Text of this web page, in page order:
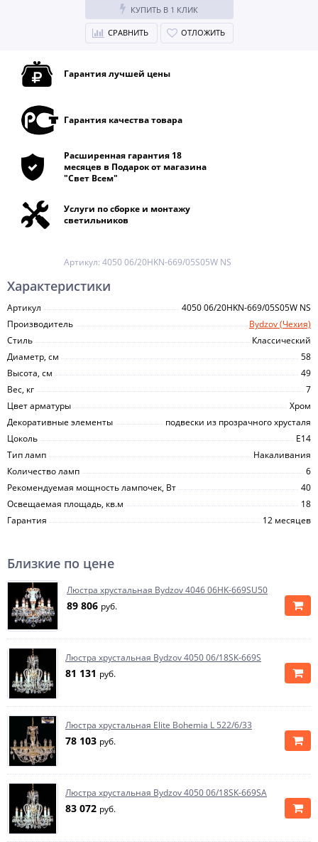
КУПИТЬ В 1 КЛИК
СРАВНИТЬ ОТЛОЖИТЬ
Гарантия лучшей цены
Гарантия качества товара
Расширенная гарантия 18
месяцев в Подарок от магазина
"Свет Всем"
Услуги по сборке и монтажу
светильников
Артикул: 4050 06/20HKN-669/05S05W NS
Характеристики
Артикул
4050 06/20HKN-669/05S05W NS
Производитель
Bydzov (Чехия)
Стиль
Классический
Диаметр, см
58
Высота, см
49
Вес, кг
7
Цвет арматуры
Хром
Декоративные элементы
подвески из прозрачного хрусталя
Цоколь
E14
Тип ламп
Накаливания
Количество ламп
6
Рекомендуемая мощность лампочек, Вт
40
Освещаемая площадь, кв.м
18
Гарантия
12 месяцев
Близкие по цене
Люстра хрустальная Bydzov 4046 06HK-669SU50
89 806 руб.
Люстра хрустальная Bydzov 4050 06/18SK-669S
81 131 руб.
Люстра хрустальная Elite Bohemia L 522/6/33
78 103 руб.
Люстра хрустальная Bydzov 4050 06/18SK-669SA
83 072 руб.